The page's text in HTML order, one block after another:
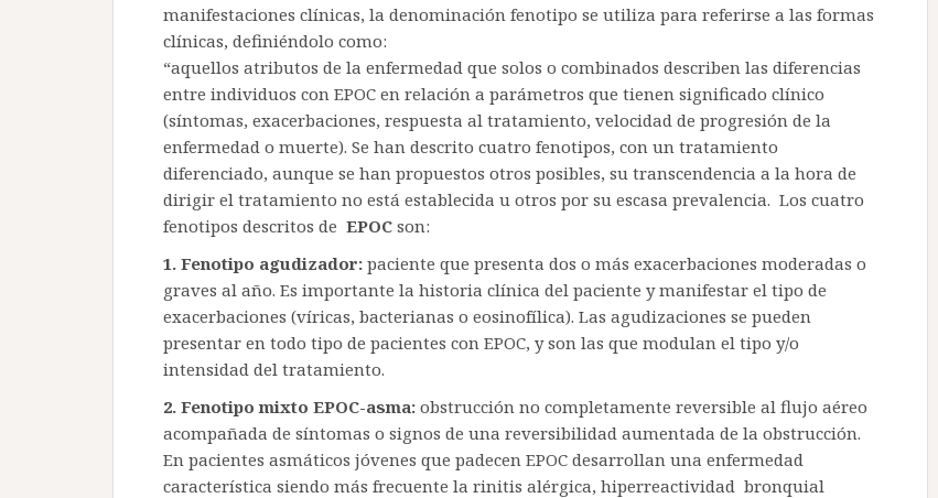
manifestaciones clínicas, la denominación fenotipo se utiliza para referirse a las formas
clínicas, definiéndolo como:
“aquellos atributos de la enfermedad que solos o combinados describen las diferencias
entre individuos con EPOC en relación a parámetros que tienen significado clínico
(síntomas, exacerbaciones, respuesta al tratamiento, velocidad de progresión de la
enfermedad o muerte). Se han descrito cuatro fenotipos, con un tratamiento
diferenciado, aunque se han propuestos otros posibles, su transcendencia a la hora de
dirigir el tratamiento no está establecida u otros por su escasa prevalencia. Los cuatro
fenotipos descritos de EPOC son:
1. Fenotipo agudizador: paciente que presenta dos o más exacerbaciones moderadas o
graves al año. Es importante la historia clínica del paciente y manifestar el tipo de
exacerbaciones (víricas, bacterianas o eosinofílica). Las agudizaciones se pueden
presentar en todo tipo de pacientes con EPOC, y son las que modulan el tipo y/o
intensidad del tratamiento.
2. Fenotipo mixto EPOC-asma: obstrucción no completamente reversible al flujo aéreo
acompañada de síntomas o signos de una reversibilidad aumentada de la obstrucción.
En pacientes asmáticos jóvenes que padecen EPOC desarrollan una enfermedad
característica siendo más frecuente la rinitis alérgica, hiperreactividad bronquial